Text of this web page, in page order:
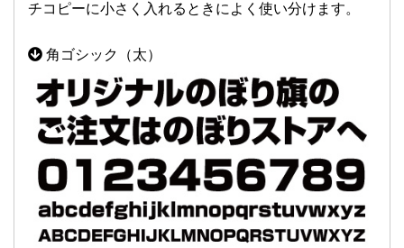
チコピーに小さく入れるときによく使い分けます。
角ゴシック（太）